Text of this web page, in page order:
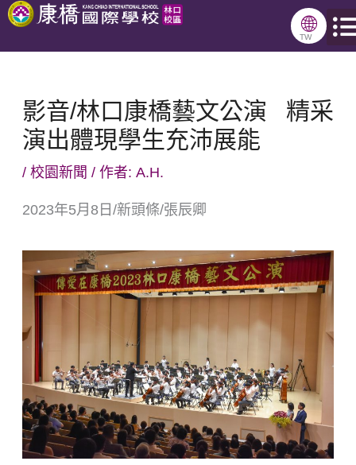
跳
🌐
TW
影音/林口康橋藝文公演 精采
演出體現學生充沛展能
/ 校園新聞 / 作者: A.H.
2023年5月8日/新頭條/張辰卿